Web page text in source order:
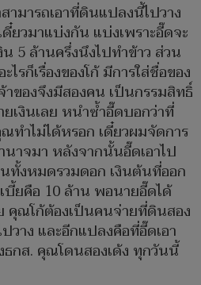
มารถเอาที่ดินแปลงนี้ไปวาง
ยวมาแบ่งกัน แบ่งเพราะอี๊ดจะ
น 5 ล้านครึ่งนึงไปทำข้าว ส่วน
ไรก็เรื่องของโก้ มีการใส่ชื่อของ
ของจึงมีสองคน เป็นกรรมสิทธิ์
เงินเลย หนำซ้ำอี๊ดบอกว่าที่
ำไม่ได้หรอก เดี๋ยวผมจัดการ
าจมา หลังจากนั้นอี๊ดเอาไป
ทั้งหมดรวมดอก เงินต้นที่ออก
บี้ยคือ 10 ล้าน พอนายอี๊ดได้
คุณโก้ต้องเป็นคนจ่ายที่ดินสอง
วาง และอีกแปลงคือที่อี๊ดเอา
กส. คุณโดนสองเด้ง ทุกวันนี้